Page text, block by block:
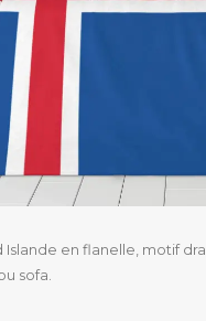
Islande en flanelle, motif
sofa.